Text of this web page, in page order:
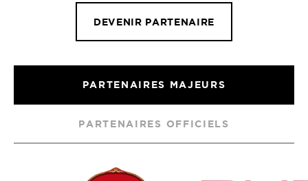
DEVENIR PARTENAIRE
PARTENAIRES MAJEURS
PARTENAIRES OFFICIELS